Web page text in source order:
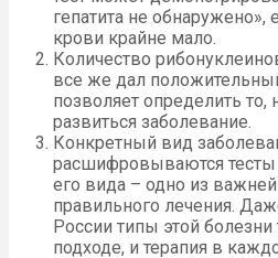
гепатита не обнаружено»,
крови крайне мало.
Количество
все же дал
позволяет определить то,
развиться заболевание.
Конкретный вид
расшифровываются тесты
его вида – одно из
правильного лечения.
России типы этой
подходе, и терапия в